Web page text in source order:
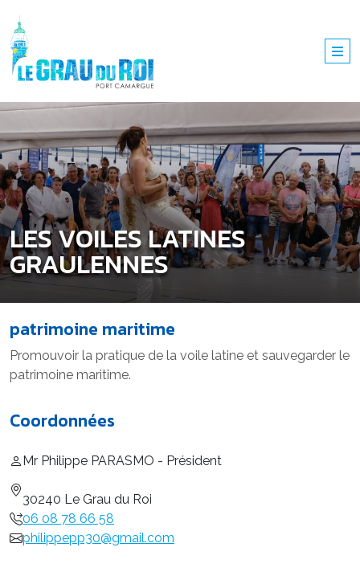
LES VOILES LATINES
GRAULENNES
patrimoine maritime
Promouvoir la pratique de la voile latine et sauvegarder le
patrimoine maritime.
Coordonnées
Mr Philippe PARASMO - Président
30240 Le Grau du Roi
06 08 78 66 58
philippepp30@gmail.com